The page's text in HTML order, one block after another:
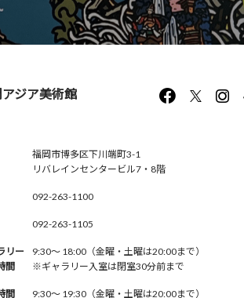
ジア美術館
福岡市博多区下川端町3-1
リバレインセンタービル7・8階
092-263-1100
092-263-1105
リー
間
9:30〜 18:00（金曜・土曜は20:00まで）
※ギャラリー入室は閉室30分前まで
間 9:30〜 19:30（金曜・土曜は20:00まで）